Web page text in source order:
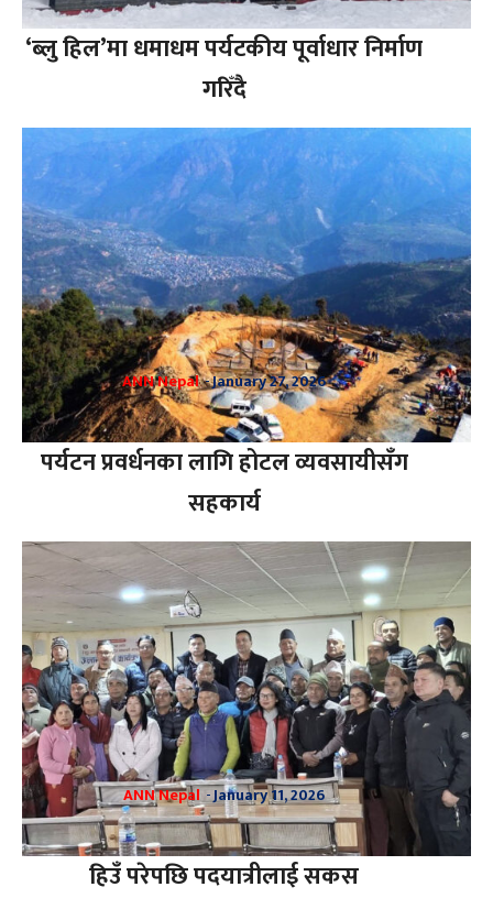
‘ब्लु हिल’मा धमाधम पर्यटकीय पूर्वाधार निर्माण
गरिँदै
ANN Nepal -January 27, 2026
पर्यटन प्रवर्धनका लागि होटल व्यवसायीसँग
सहकार्य
ANN Nepal -January 11, 2026
हिउँ परेपछि पदयात्रीलाई सकस